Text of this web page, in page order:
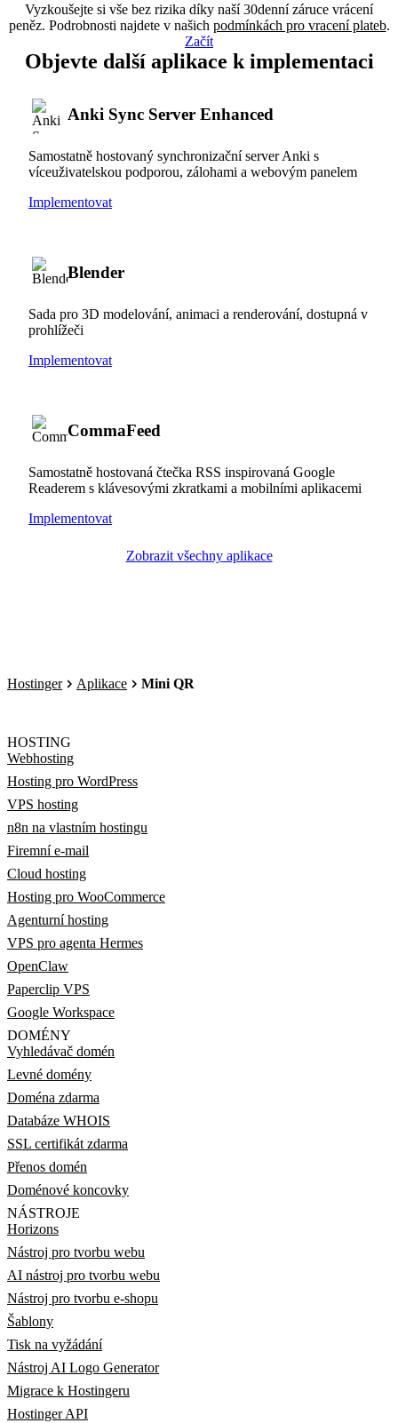
Vyzkoušejte si vše bez rizika díky naší 30denní záruce vrácení
peněz. Podrobnosti najdete v našich podmínkách pro vracení plateb.
Začít
Objevte další aplikace k implementaci
Anki Sync Server Enhanced
Samostatně hostovaný synchronizační server Anki s
víceuživatelskou podporou, zálohami a webovým panelem
Implementovat
Blender
Sada pro 3D modelování, animaci a renderování, dostupná v
prohlížeči
Implementovat
CommaFeed
Samostatně hostovaná čtečka RSS inspirovaná Google
Readerem s klávesovými zkratkami a mobilními aplikacemi
Implementovat
Zobrazit všechny aplikace
Hostinger Aplikace Mini QR
HOSTING
Webhosting
Hosting pro WordPress
VPS hosting
n8n na vlastním hostingu
Firemní e-mail
Cloud hosting
Hosting pro WooCommerce
Agenturní hosting
VPS pro agenta Hermes
OpenClaw
Paperclip VPS
Google Workspace
DOMÉNY
Vyhledávač domén
Levné domény
Doména zdarma
Databáze WHOIS
SSL certifikát zdarma
Přenos domén
Doménové koncovky
NÁSTROJE
Horizons
Nástroj pro tvorbu webu
AI nástroj pro tvorbu webu
Nástroj pro tvorbu e-shopu
Šablony
Tisk na vyžádání
Nástroj AI Logo Generator
Migrace k Hostingeru
Hostinger API